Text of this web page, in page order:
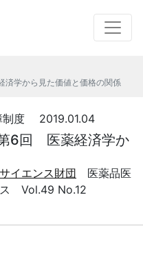
学から見た価値と価格の関係
制度 2019.01.04
6回 医薬経済学か
イエンス財団 医薬品医
ス Vol.49 No.12